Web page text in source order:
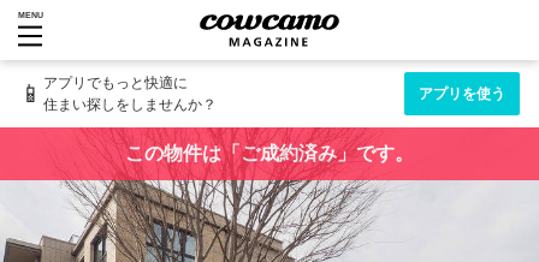
MENU
📱 アプリでもっと快適に
住まい探しをしませんか？
アプリを使う
この物件は「ご成約済み」です。